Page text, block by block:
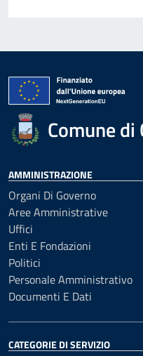
Comune di
AMMINISTRAZIONE
Organi Di Governo
Aree Amministrative
Uffici
Enti E Fondazioni
Politici
Personale Amministrativo
Documenti E Dati
CATEGORIE DI SERVIZIO